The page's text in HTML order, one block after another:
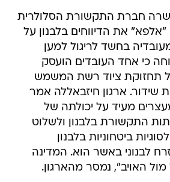
חברת התקשורת הסלולרית
את הדיווחים בלבנון על
בחשד לריגול למען
כי אחד העובדים הועסק
תחזוקת ציוד רשת המשמש
שידור. ארגון חיזבאללה אמר
מעיד על יכולתה של
התקשורת בלבנון ולשלוט
ביטחוניות בלבנון
לבנוני באשר הוא. המדינה
האויב", נמסר מהארגון.